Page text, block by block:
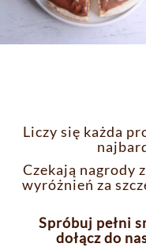
Liczy się każda
Czekają nagrody
wyróżnień za
Spróbuj pełni
dołącz do